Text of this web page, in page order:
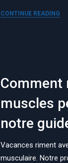
CONTINUE READING
Comment
muscles
notre
Vacances riment
musculaire. Notre